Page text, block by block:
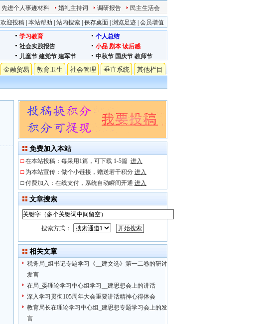
先进个人事迹材料 婚礼主持词 调研报告 民主生活会
欢迎投稿 本站帮助 站内搜索 保存桌面 浏览足迹 会员增值
学习教育
个人总结
社会实践报告 小品 剧本 读后感
儿童节 建党节 建军节 中秋节 国庆节 教师节
金融贸易 教育卫生 社会管理 垂直系统 其他栏目
免费加入本站
□ 在本站投稿：每采用1篇，可下载 1-5篇 进入
□ 为本站宣传：做个小链接，赠送若干积分 进入
□ 付费加入：在线支付，系统自动瞬间开通 进入
文章搜索
搜索方式：
相关文章
税务局_组书记专题学习《__建文选》第一二卷的研讨
发言
在局_委理论学习中心组学习__建思想会上的讲话
深入学习贯彻105周年大会重要讲话精神心得体会
教育局长在理论学习中心组_建思想专题学习会上的发
言